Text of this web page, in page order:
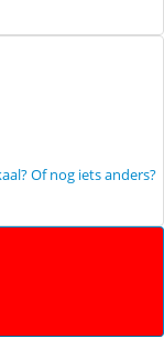
Of nog iets anders?